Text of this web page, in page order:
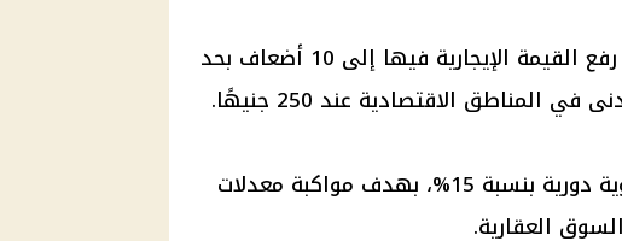
أما المناطق المتوسطة، فقد تقرر رفع القيمة الإيجارية فيها إلى 10 أضعاف بحد
كما نصت التعديلات على زيادة سنوية دورية بنسبة 15%، بهدف مواكبة معدلات
العقارية.